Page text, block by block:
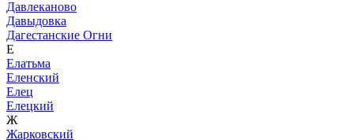
Давлеканово
Давыдовка
Дагестанские Огни
Е
Елатьма
Еленский
Елец
Елецкий
Ж
Жарковский